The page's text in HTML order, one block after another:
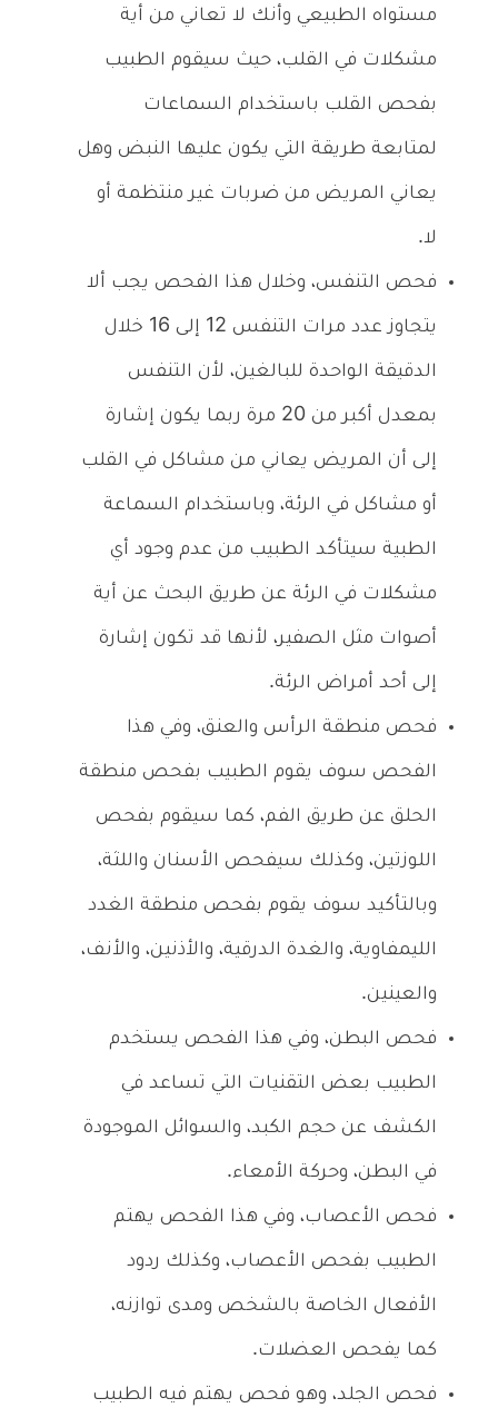
مستواه الطبيعي وأنك لا تعاني من أية
مشكلات في القلب، حيث سيقوم الطبيب
بفحص القلب باستخدام السماعات
لمتابعة طريقة التي يكون عليها النبض وهل
يعاني المريض من ضربات غير منتظمة أو
لا.
فحص التنفس، وخلال هذا الفحص يجب ألا
يتجاوز عدد مرات التنفس 12 إلى 16 خلال
الدقيقة الواحدة للبالغين، لأن التنفس
بمعدل أكبر من 20 مرة ربما يكون إشارة
إلى أن المريض يعاني من مشاكل في القلب
أو مشاكل في الرئة، وباستخدام السماعة
الطبية سيتأكد الطبيب من عدم وجود أي
مشكلات في الرئة عن طريق البحث عن أية
أصوات مثل الصفير، لأنها قد تكون إشارة
إلى أحد أمراض الرئة.
فحص منطقة الرأس والعنق، وفي هذا
الفحص سوف يقوم الطبيب بفحص منطقة
الحلق عن طريق الفم، كما سيقوم بفحص
اللوزتين، وكذلك سيفحص الأسنان واللثة،
وبالتأكيد سوف يقوم بفحص منطقة الغدد
الليمفاوية، والغدة الدرقية، والأذنين، والأنف،
والعينين.
فحص البطن، وفي هذا الفحص يستخدم
الطبيب بعض التقنيات التي تساعد في
الكشف عن حجم الكبد، والسوائل الموجودة
في البطن، وحركة الأمعاء.
فحص الأعصاب، وفي هذا الفحص يهتم
الطبيب بفحص الأعصاب، وكذلك ردود
الأفعال الخاصة بالشخص ومدى توازنه،
كما يفحص العضلات.
فحص الجلد، وهو فحص يهتم فيه الطبيب